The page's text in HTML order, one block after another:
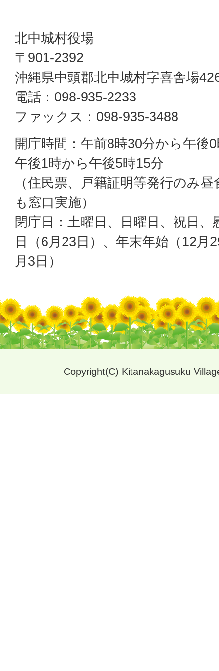
北中城村役場
〒901-2392
沖縄県中頭郡北中城村字喜舎場
電話：098-935-2233
ファックス：098-935-3488
開庁時間：午前8時30分から午後
午後1時から午後5時15分
（住民票、戸籍証明等発行のみ昼
も窓口実施）
閉庁日：土曜日、日曜日、祝日、
日（6月23日）、年末年始（12月
月3日）
Copyright(C) Kitanakagusuku